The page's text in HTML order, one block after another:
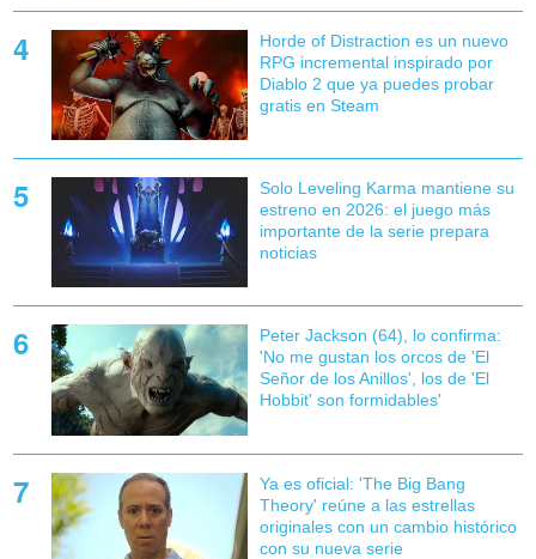
Horde of Distraction es un nuevo
RPG incremental inspirado por
Diablo 2 que ya puedes probar
gratis en Steam
Solo Leveling Karma mantiene su
estreno en 2026: el juego más
importante de la serie prepara
noticias
Peter Jackson (64), lo confirma:
'No me gustan los orcos de 'El
Señor de los Anillos', los de 'El
Hobbit' son formidables'
Ya es oficial: 'The Big Bang
Theory' reúne a las estrellas
originales con un cambio histórico
con su nueva serie